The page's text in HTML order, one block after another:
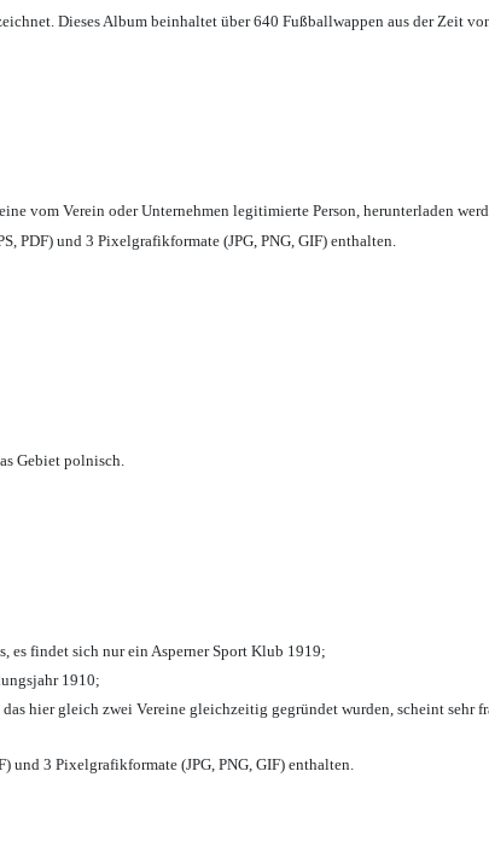
Dieses Album beinhaltet über 640 Fußballwappen aus der Zeit
vom Verein oder Unternehmen legitimierte Person, herunterladen
PDF) und 3 Pixelgrafikformate (JPG, PNG, GIF) enthalten.
Gebiet polnisch.
es findet sich nur ein Asperner Sport Klub 1919;
1910;
hier gleich zwei Vereine gleichzeitig gegründet wurden, scheint sehr
und 3 Pixelgrafikformate (JPG, PNG, GIF) enthalten.